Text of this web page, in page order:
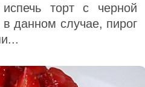
торт с черной
данном случае, пирог